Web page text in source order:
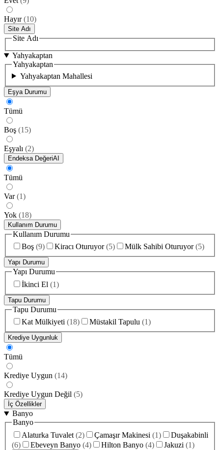
Hayır (10)
Site Adı
Site Adı
Yahyakaptan
Yahyakaptan
Yahyakaptan Mahallesi
Eşya Durumu
Tümü
Boş (15)
Eşyalı (2)
Endeksa DeğeriAI
Tümü
Var (1)
Yok (18)
Kullanım Durumu
Kullanım Durumu
Boş (9) Kiracı Oturuyor (5) Mülk Sahibi Oturuyor (5)
Yapı Durumu
Yapı Durumu
İkinci El (1)
Tapu Durumu
Tapu Durumu
Kat Mülkiyeti (18) Müstakil Tapulu (1)
Krediye Uygunluk
Tümü
Krediye Uygun (14)
Krediye Uygun Değil (5)
İç Özellikler
Banyo
Banyo
Alaturka Tuvalet (2) Çamaşır Makinesi (1)
Duşakabinli
(6) Ebeveyn Banyo (4) Hilton Banyo (4) Jakuzi (1)